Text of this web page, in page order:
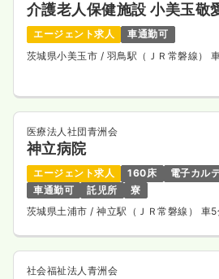
介護老人保健施設 小美玉敬
エージェント求人
車通勤可
茨城県小美玉市 / 羽鳥駅（ＪＲ常磐線）
医療法人社団青洲会
神立病院
エージェント求人 160床
電子カル
車通勤可
託児所
寮
茨城県土浦市 / 神立駅（ＪＲ常磐線） 車5
社会福祉法人青洲会